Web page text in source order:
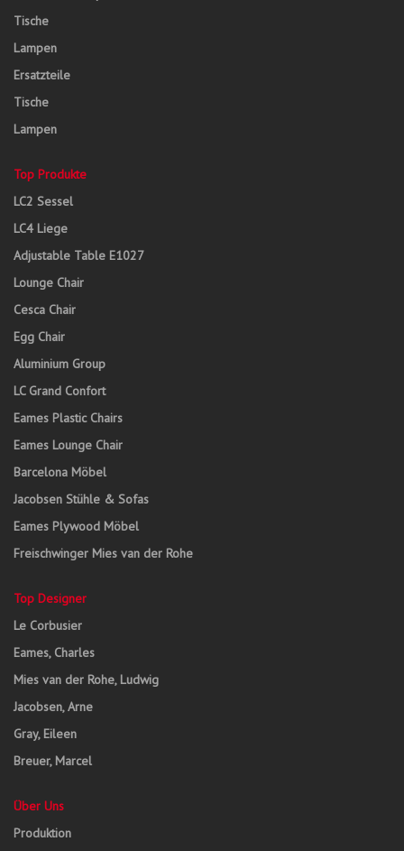
Tische
Lampen
Ersatzteile
Tische
Lampen
Top Produkte
LC2 Sessel
LC4 Liege
Adjustable Table E1027
Lounge Chair
Cesca Chair
Egg Chair
Aluminium Group
LC Grand Confort
Eames Plastic Chairs
Eames Lounge Chair
Barcelona Möbel
Jacobsen Stühle & Sofas
Eames Plywood Möbel
Freischwinger Mies van der Rohe
Top Designer
Le Corbusier
Eames, Charles
Mies van der Rohe, Ludwig
Jacobsen, Arne
Gray, Eileen
Breuer, Marcel
Über Uns
Produktion